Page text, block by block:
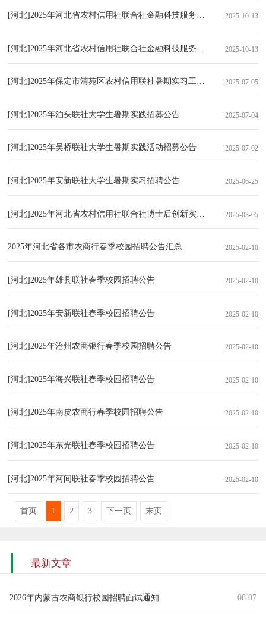
[河北]2025年河北省农村信用社联合社金融科技服务中心员工招聘公告
2025-10-13
[河北]2025年河北省农村信用社联合社金融科技服务中心秋季校园招聘
2025-10-13
[河北]2025年保定市清苑区农村信用联社暑期实习工招募公告2025-07-05
[河北]2025年泊头联社大学生暑期实践招募公告 2025-07-04
[河北]2025年吴桥联社大学生暑期实践活动招募公告 2025-07-02
[河北]2025年安新联社大学生暑期实习招聘公告 2025-06-25
[河北]2025年河北省农村信用社联合社博士后创新实践基地招聘公告（
2025-03-05
2025年河北省各市农商行春季校园招聘公告汇总 2025-02-10
[河北]2025年雄县联社春季校园招聘公告 2025-02-10
[河北]2025年安新联社春季校园招聘公告 2025-02-10
[河北]2025年沧州农商银行春季校园招聘公告 2025-02-10
[河北]2025年海兴联社春季校园招聘公告 2025-02-10
[河北]2025年南皮农商行春季校园招聘公告 2025-02-10
[河北]2025年东光联社春季校园招聘公告 2025-02-10
[河北]2025年河间联社春季校园招聘公告 2025-02-10
首页 1 2 3 下一页 末页
最新文章
2026年内蒙古农商银行校园招聘面试通知 08.07